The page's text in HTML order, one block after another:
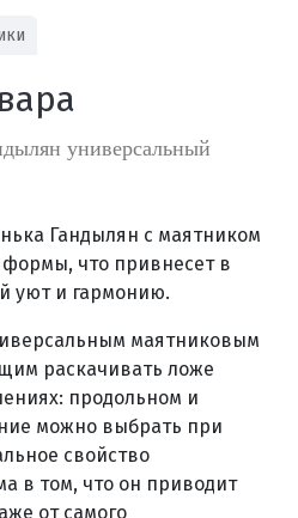
универсальный
Гандылян с маятником
что привнесет в
уют и гармонию.
маятниковым
раскачивать ложе
продольном и
можно выбрать при
свойство
в том, что он приводит
от самого